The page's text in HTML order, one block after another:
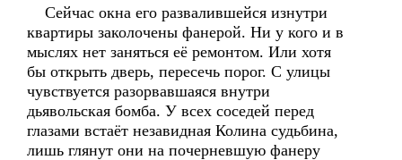
Сейчас окна его развалившейся изнутри
квартиры заколочены фанерой. Ни у кого и в
мыслях нет заняться её ремонтом. Или хотя
бы открыть дверь, пересечь порог. С улицы
чувствуется разорвавшаяся внутри
дьявольская бомба. У всех соседей перед
глазами встаёт незавидная Колина судьбина,
лишь глянут они на почерневшую фанеру